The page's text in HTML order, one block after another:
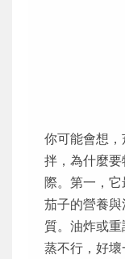
你可能會想
拌，為什麼
際。第一，
茄子的營養
質。油炸或
蒸不行，好